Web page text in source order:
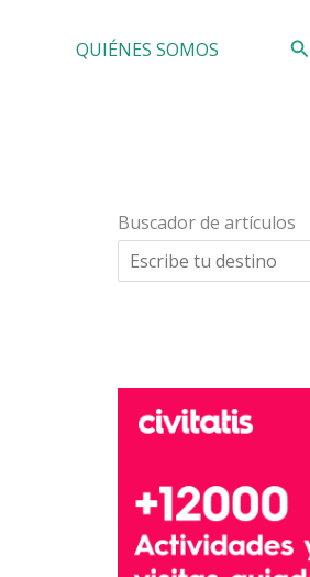
QUIÉNES SOMOS
Buscador de artículos